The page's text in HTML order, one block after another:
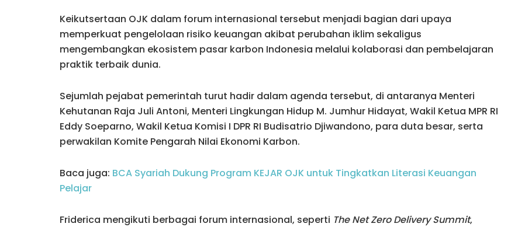
Keikutsertaan OJK dalam forum internasional tersebut menjadi bagian dari upaya
memperkuat pengelolaan risiko keuangan akibat perubahan iklim sekaligus
mengembangkan ekosistem pasar karbon Indonesia melalui kolaborasi dan pembelajaran
praktik terbaik dunia.
Sejumlah pejabat pemerintah turut hadir dalam agenda tersebut, di antaranya Menteri
Kehutanan Raja Juli Antoni, Menteri Lingkungan Hidup M. Jumhur Hidayat, Wakil Ketua MPR RI
Eddy Soeparno, Wakil Ketua Komisi I DPR RI Budisatrio Djiwandono, para duta besar, serta
perwakilan Komite Pengarah Nilai Ekonomi Karbon.
Baca juga: BCA Syariah Dukung Program KEJAR OJK untuk Tingkatkan Literasi Keuangan
Pelajar
Friderica mengikuti berbagai forum internasional, seperti The Net Zero Delivery Summit,